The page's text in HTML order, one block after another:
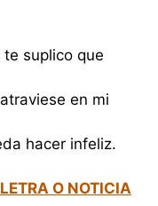
suplico que
en mi
hacer infeliz.
O NOTICIA